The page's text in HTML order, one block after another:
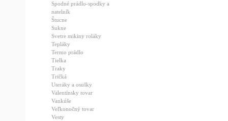
Spodné prádlo-spodky a
natelník
Štucne
Sukne
Svetre mikiny roláky
Tepláky
Termo prádlo
Tielka
Traky
Tričká
Uteráky a osušky
Valentínsky tovar
Vankúše
Veľkonočný tovar
Vesty